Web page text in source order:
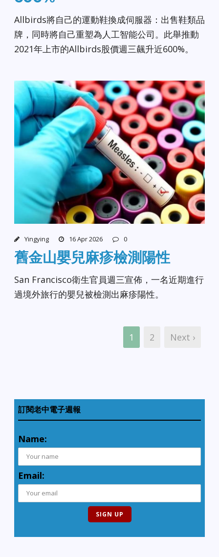
Allbirds將自己的運動鞋換成伺服器：出售鞋類品
牌，同時將自己重塑為人工智能公司。此舉推動
2021年上市的Allbirds股價週三飆升近600%。
Yingying 16 Apr 2026 0
舊金山嬰兒麻疹檢測陽性
San Francisco衛生官員週三宣佈，一名近期進行
過境外旅行的嬰兒被檢測出麻疹陽性。
1 2 Next ›
訂閱老中電子週報
Name:
Email: